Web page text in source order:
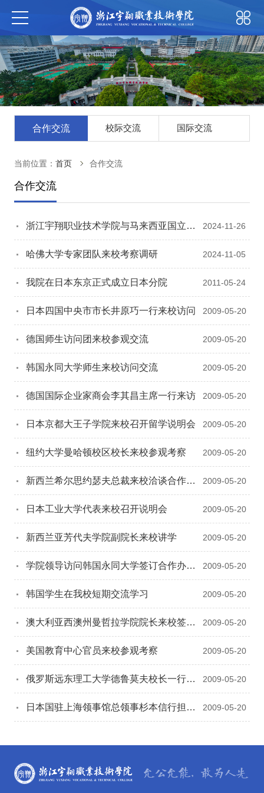
合作交流 校际交流 国际交流
合作交流
当前位置： 首页 合作交流
浙江宇翔职业技术学院与马来西亚国立师
2024-11-26
哈佛大学专家团队来校考察调研 2024-11-05
我院在日本东京正式成立日本分院 2011-05-24
日本四国中央市市长井原巧一行来校访问 2009-05-20
德国师生访问团来校参观交流 2009-05-20
韩国永同大学师生来校访问交流 2009-05-20
德国国际企业家商会李其昌主席一行来访 2009-05-20
日本京都大王子学院来校召开留学说明会 2009-05-20
纽约大学曼哈顿校区校长来校参观考察 2009-05-20
新西兰希尔思约瑟夫总裁来校洽谈合作办
2009-05-20
日本工业大学代表来校召开说明会 2009-05-20
新西兰亚芳代夫学院副院长来校讲学 2009-05-20
学院领导访问韩国永同大学签订合作办学
2009-05-20
韩国学生在我校短期交流学习 2009-05-20
澳大利亚西澳州曼哲拉学院院长来校签订
2009-05-20
美国教育中心官员来校参观考察 2009-05-20
俄罗斯远东理工大学德鲁莫夫校长一行来
2009-05-20
日本国驻上海领事馆总领事杉本信行担任
2009-05-20